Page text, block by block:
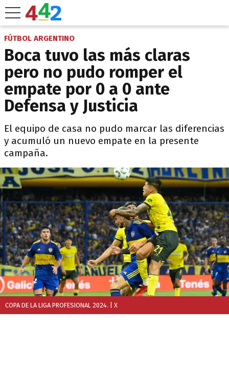
FÚTBOL ARGENTINO
Boca tuvo las más claras
pero no pudo romper el
empate por 0 a 0 ante
Defensa y Justicia
El equipo de casa no pudo marcar las diferencias
y acumuló un nuevo empate en la presente
campaña.
COPA DE LA LIGA PROFESIONAL 2024. | X